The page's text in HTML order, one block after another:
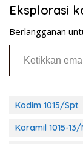
Eksplorasi
Berlangganan
Ketikkan email Anda...
Kodim 1015/Spt
Koramil 1015-